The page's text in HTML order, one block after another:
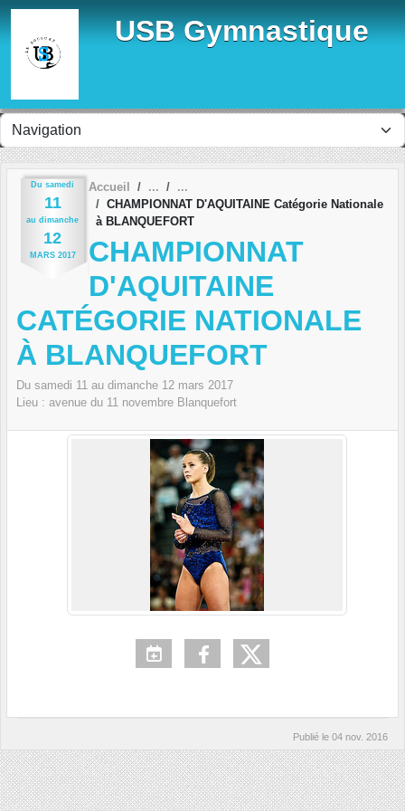
USB Gymnastique
Du samedi
11
au dimanche
12
MARS 2017
Accueil
CHAMPIONNAT D'AQUITAINE Catégorie Nationale
à BLANQUEFORT
CHAMPIONNAT
D'AQUITAINE
CATÉGORIE NATIONALE
À BLANQUEFORT
Du samedi 11 au dimanche 12 mars 2017
Lieu : avenue du 11 novembre Blanquefort
Publié le 04 nov. 2016
Panneau de gestion des cookies